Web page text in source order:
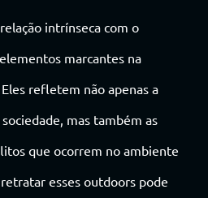
intrínseca com o
marcantes na
refletem não apenas a
mas também as
que ocorrem no ambiente
esses outdoors pode